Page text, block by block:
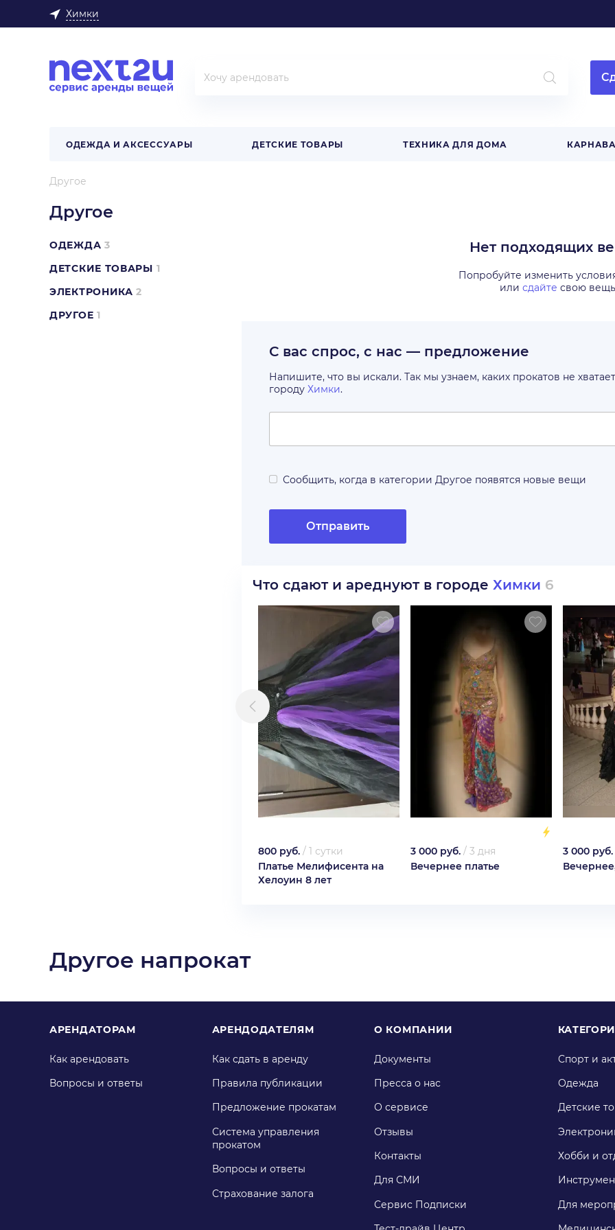
Химки
ОДЕЖДА И АКСЕССУАРЫ ДЕТСКИЕ ТОВАРЫ ТЕХНИКА ДЛЯ ДОМА
Другое
Другое
ОДЕЖДА 3
ДЕТСКИЕ ТОВАРЫ 1
ЭЛЕКТРОНИКА 2
ДРУГОЕ 1
Нет подходящих
Попробуйте изменить
или сдайте свою вещь
С вас спрос, с нас — предложение
Напишите, что вы искали. Так мы узнаем, каких прокатов не хватает
городу Химки.
Сообщить, когда в категории Другое появятся новые вещи
Отправить
Что сдают и ареднуют в городе Химки 6
800 руб. / 1 сутки
Платье Мелифисента на
Хелоуин 8 лет
3 000 руб. / 3 дня
Вечернее платье
3 000 руб.
Другое напрокат
АРЕНДАТОРАМ
Как арендовать
Вопросы и ответы
АРЕНДОДАТЕЛЯМ
Как сдать в аренду
Правила публикации
Предложение прокатам
Система управления
прокатом
Вопросы и ответы
Страхование залога
О КОМПАНИИ
Документы
Пресса о нас
О сервисе
Отзывы
Контакты
Для СМИ
Сервис Подписки
Спорт и
Одежда
Детские
Хобби и
Для